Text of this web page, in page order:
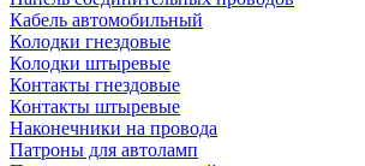
Кабель автомобильный
Колодки гнездовые
Колодки штыревые
Контакты гнездовые
Контакты штыревые
Наконечники на провода
Патроны для автоламп